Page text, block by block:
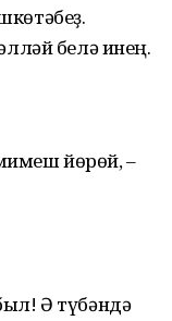
белә инең.
йөрөй, –
Ә түбәндә